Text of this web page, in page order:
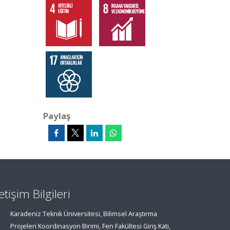
Paylaş
Bilgileri
Karadeniz Teknik Üniversitesi, Bilimsel Araştırma
Projeleri Koordinasyon Birimi, Fen Fakültesi Giriş Katı,